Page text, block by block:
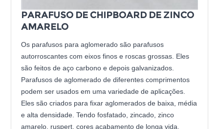
PARAFUSO DE CHIPBOARD DE ZINCO
AMARELO
Os parafusos para aglomerado são parafusos
autorroscantes com eixos finos e roscas grossas. Eles
são feitos de aço carbono e depois galvanizados.
Parafusos de aglomerado de diferentes comprimentos
podem ser usados em uma variedade de aplicações.
Eles são criados para fixar aglomerados de baixa, média
e alta densidade. Tendo fosfatado, zincado, zinco
amarelo, ruspert, cores acabamento de longa vida.